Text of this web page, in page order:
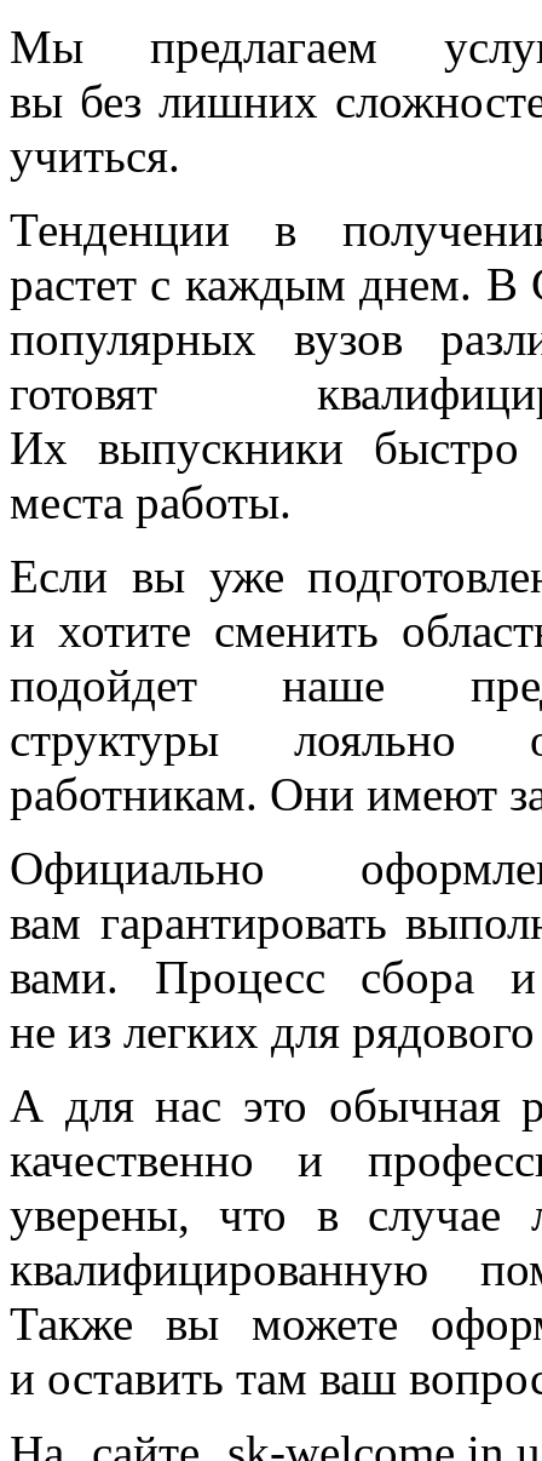
Мы предлагаем
вы без лишних
учиться.
Тенденции в
растет с каждым днем. В
популярных вузов
готовят
Их выпускники быстро
места работы.
Если вы уже
и хотите сменить
подойдет наше
структуры лояльно
работникам. Они имеют
Официально
вам гарантировать
вами. Процесс сбора и
не из легких для
А для нас это обычная
качественно и
уверены, что в случае
квалифицированную
Также вы можете
и оставить там ваш